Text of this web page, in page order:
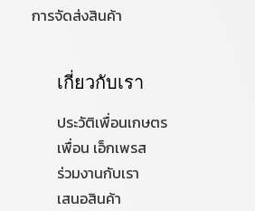
การจัดส่งสินค้า
เกี่ยวกับเรา
ประวัติเพื่อนเกษตร
เพื่อน เอ็กเพรส
ร่วมงานกับเรา
เสนอสินค้า